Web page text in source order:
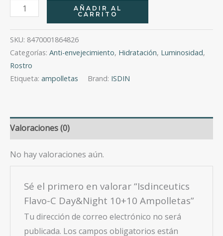
Isdinceutics
Flavo-
C
Day&Night
10+10
Ampolletas
AÑADIR AL
CARRITO
SKU: 8470001864826
Categorías: Anti-envejecimiento, Hidratación, Luminosidad,
Rostro
Etiqueta: ampolletas Brand: ISDIN
Valoraciones (0)
No hay valoraciones aún.
Sé el primero en valorar “Isdinceutics
Flavo-C Day&Night 10+10 Ampolletas”
Tu dirección de correo electrónico no será
publicada. Los campos obligatorios están